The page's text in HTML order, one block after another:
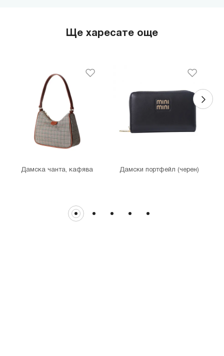
MINISO Сердика Център
гр. София, бул."Околовръстен път" №214, София Ринг Мол, ниво
MINISO Денкоглу
гр. София, ул."Денкоглу" №44
MINISO Витоша
гр. София, бул."Витоша" №57
THE MALL
Ще харесате още
Дамска чанта, кафява Дамски портфейл (черен)